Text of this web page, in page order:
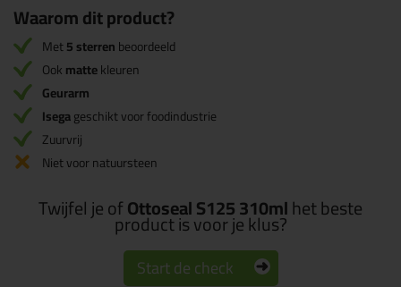
Waarom dit product?
Met5 sterrenbeoordeeld
Ookmattekleuren
Geurarm
Isegageschikt voor foodindustrie
Zuurvrij
Niet voor natuursteen
Twijfel je ofOttoseal S125 310mlhet beste
product is voor je klus?
Start de check